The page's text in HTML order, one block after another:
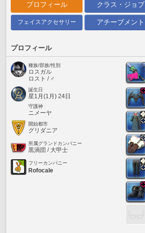
プロフィール クラス・ジョブ
フェイスアクセサリー アチーブメント
プロフィール
種族/部族/性別
ロスガル
ロスト / ♂
誕生日
星1月(1月) 24日
守護神
ニメーヤ
開始都市
グリダニア
所属グランドカンパニー
黒渦団 / 大甲士
フリーカンパニー
Rofocale